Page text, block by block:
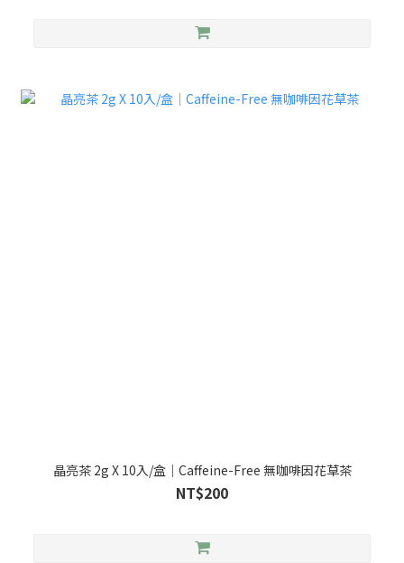
晶亮茶 2g X 10入/盒｜Caffeine-Free 無咖啡因花草茶
NT$200